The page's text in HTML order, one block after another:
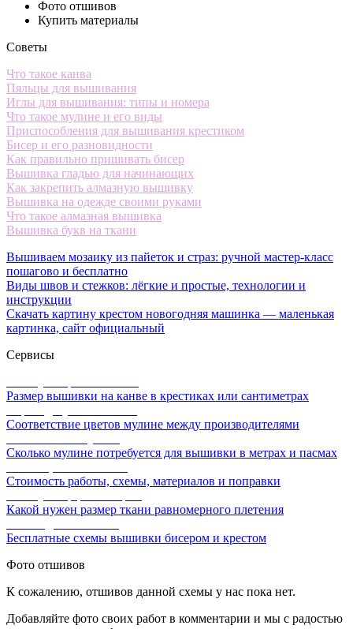
Фото отшивов
Купить материалы
Советы
Что такое канва
Пяльцы для вышивания
Иглы для вышивания: типы и номера
Что такое мулине и его виды
Приспособления для вышивания крестиком
Бисер и его разновидности
Как правильно пришивать бисер
Вышивка гладью для начинающих
Как закрепить алмазную вышивку
Вышивка на одежде своими руками
Что такое алмазная вышивка
Вышивка букв на ткани
Вышиваем мозаику из пайеток и страз: ручной мастер-класс
пошагово и бесплатно
Виды швов и стежков: лёгкие и простые, технологии и
инструкции
Скачать картину крестом новогодняя машинка — маленькая
картинка, сайт официальный
Сервисы
Размер вышивки на канве в крестиках или сантиметрах
Соответствие цветов мулине между производителями
Сколько мулине потребуется для вышивки в метрах и пасмах
Стоимость работы, схемы, материалов и поправки
Какой нужен размер ткани равномерного плетения
Бесплатные схемы вышивки бисером и крестом
Фото отшивов
К сожалению, отшивов данной схемы у нас пока нет.
Добавляйте фото своих работ в комментарии и мы с радостью